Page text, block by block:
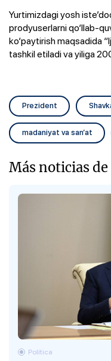
Yurtimizdagi yosh
prodyuserlarni qo‘llab-
ko‘paytirish maqsadida
tashkil etiladi va yiliga
Prezident
madaniyat va san’at
Más noticias
Política